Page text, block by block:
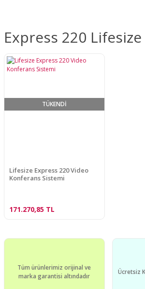
Express 220 Lifesize
TÜKENDİ
Lifesize Express 220 Video
Konferans Sistemi
171.270,85 TL
Tüm ürünlerimiz orijinal ve
marka garantisi altındadır
Ücretsiz